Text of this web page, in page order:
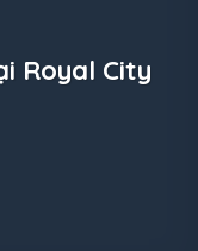
Royal City